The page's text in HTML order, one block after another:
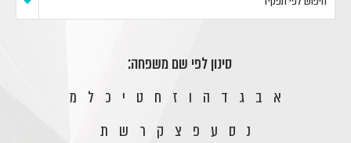
סינון לפי שם משפחה:
א ב ג ד ה ו ז ח ט י כ ל מ
נ ס ע פ צ ק ר ש ת